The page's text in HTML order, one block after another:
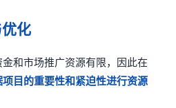
化
和市场推广资源有限，因此在
项目的重要性和紧迫性进行资源